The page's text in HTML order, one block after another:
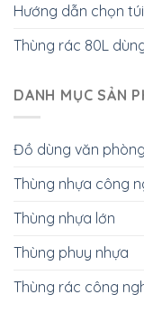
Hướng dẫn chọn
Thùng rác 80L
DANH MỤC SẢN
Đồ dùng văn phòng
Thùng nhựa công
Thùng nhựa lớn
Thùng phuy nhựa
Thùng rác công